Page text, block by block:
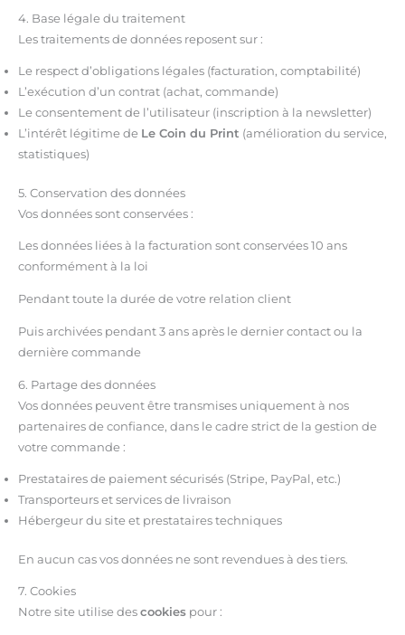
4. Base légale du traitement
Les traitements de données reposent sur :
Le respect d’obligations légales (facturation, comptabilité)
L’exécution d’un contrat (achat, commande)
Le consentement de l’utilisateur (inscription à la newsletter)
L’intérêt légitime de Le Coin du Print (amélioration du service,
statistiques)
5. Conservation des données
Vos données sont conservées :
Les données liées à la facturation sont conservées 10 ans
conformément à la loi
Pendant toute la durée de votre relation client
Puis archivées pendant 3 ans après le dernier contact ou la
dernière commande
6. Partage des données
Vos données peuvent être transmises uniquement à nos
partenaires de confiance, dans le cadre strict de la gestion de
votre commande :
Prestataires de paiement sécurisés (Stripe, PayPal, etc.)
Transporteurs et services de livraison
Hébergeur du site et prestataires techniques
En aucun cas vos données ne sont revendues à des tiers.
7. Cookies
Notre site utilise des cookiespour :